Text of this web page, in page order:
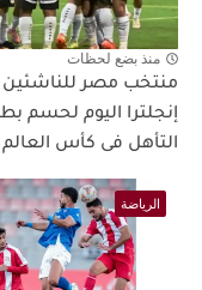
منذ بضع لحظات
منتخب مصر للناشئين
إنجلترا اليوم لحسم
التأهل فى كأس العالم
الرياضة